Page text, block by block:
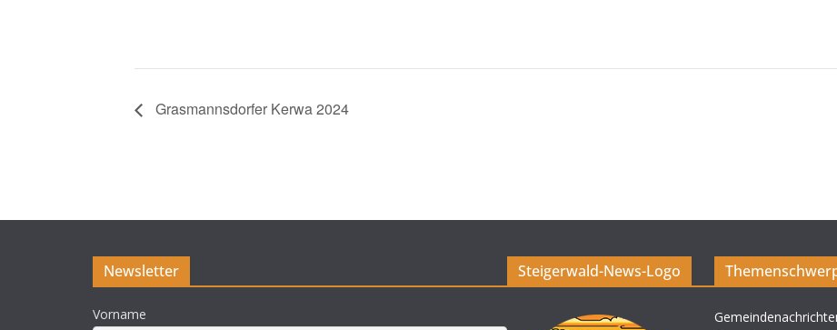
Grasmannsdorfer Kerwa 2024
Newsletter
Vorname
Steigerwald-News-Logo